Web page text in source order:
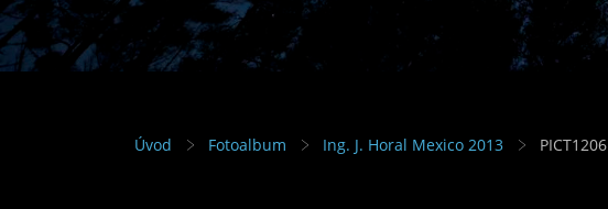
Úvod Fotoalbum Ing. J. Horal Mexico 2013 PICT1206